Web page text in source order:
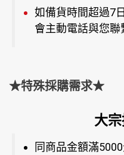
如備貨時間超過7
會主動電話與您聯
★特殊採購需求★
大
同商品金額滿5000